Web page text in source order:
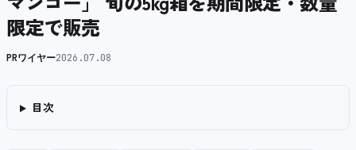
限定で販売
PRワイヤー2026.07.08
目次